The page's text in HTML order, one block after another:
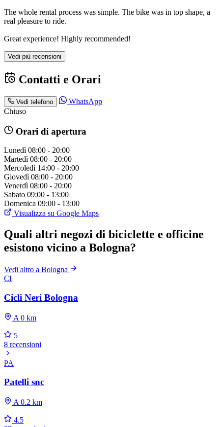
The whole rental process was simple. The bike was in top shape, a
real pleasure to ride.
Great experience! Highly recommended!
Vedi più recensioni
Contatti e Orari
Vedi telefono
WhatsApp
Chiuso
Orari di apertura
Lunedì 08:00 - 20:00
Martedì 08:00 - 20:00
Mercoledì 14:00 - 20:00
Giovedì 08:00 - 20:00
Venerdì 08:00 - 20:00
Sabato 09:00 - 13:00
Domenica 09:00 - 13:00
Visualizza su Google Maps
Quali altri negozi di biciclette e officine
esistono vicino a Bologna?
Vedi altro a Bologna
CI
Cicli Neri Bologna
A 0 km
5
8 recensioni
PA
Patelli snc
A 0.2 km
4.5